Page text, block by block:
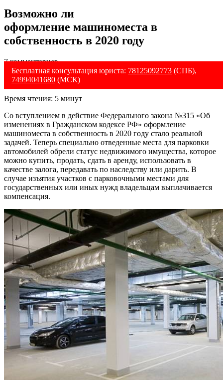
Возможно ли
оформление машиноместа в
собственность в 2020 году
7 комментариев
Бесплатная консультация юриста: 78125092773 (СПБ),
74994041680 (МСК)
Время чтения: 5 минут
Со вступлением в действие Федерального закона №315 «Об
изменениях в Гражданском кодексе РФ» оформление
машиноместа в собственность в 2020 году стало реальной
задачей. Теперь специально отведенные места для парковки
автомобилей обрели статус недвижимого имущества, которое
можно купить, продать, сдать в аренду, использовать в
качестве залога, передавать по наследству или дарить. В
случае изъятия участков с парковочными местами для
государственных или иных нужд владельцам выплачивается
компенсация.